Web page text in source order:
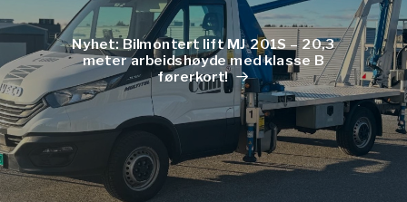
Nyhet: Bilmontert lift MJ 201S – 20,3
meter arbeidshøyde med klasse B
førerkort!